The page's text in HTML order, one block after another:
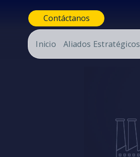
Contáctanos
Inicio Aliados Estratégicos